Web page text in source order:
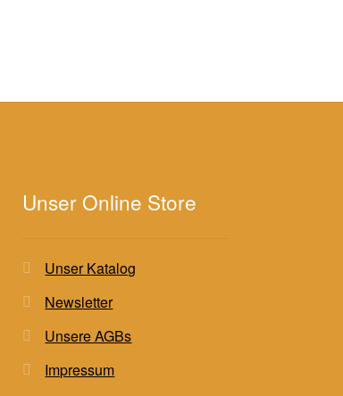
Unser Online Store
Unser Katalog
Newsletter
Unsere AGBs
Impressum